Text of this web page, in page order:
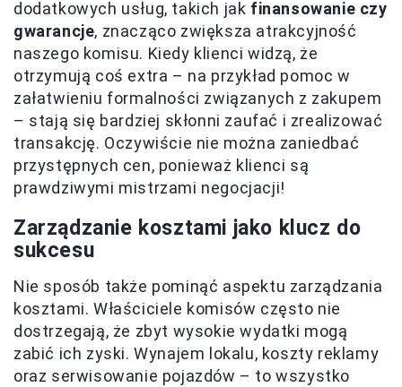
dodatkowych usług, takich jak finansowanie czy
gwarancje, znacząco zwiększa atrakcyjność
naszego komisu. Kiedy klienci widzą, że
otrzymują coś extra – na przykład pomoc w
załatwieniu formalności związanych z zakupem
– stają się bardziej skłonni zaufać i zrealizować
transakcję. Oczywiście nie można zaniedbać
przystępnych cen, ponieważ klienci są
prawdziwymi mistrzami negocjacji!
Zarządzanie kosztami jako klucz do
sukcesu
Nie sposób także pominąć aspektu zarządzania
kosztami. Właściciele komisów często nie
dostrzegają, że zbyt wysokie wydatki mogą
zabić ich zyski. Wynajem lokalu, koszty reklamy
oraz serwisowanie pojazdów – to wszystko